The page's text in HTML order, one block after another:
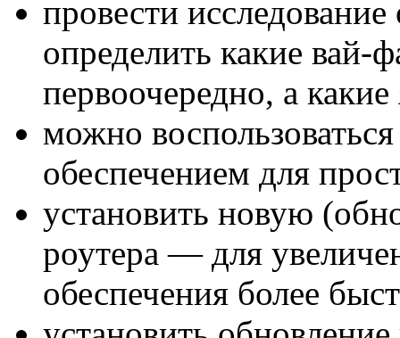
провести
определить какие вай-
первоочередно, а
можно
обеспечением для
установить новую
роутера — для
обеспечения более